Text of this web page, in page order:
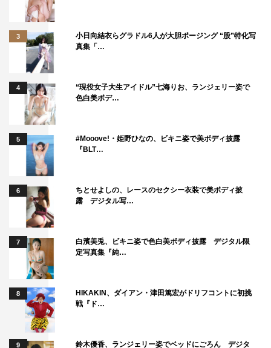
羽生結弦
3
小日向結衣らグラドル6人が大胆ポージング “股”特化写
真集「…
4
“現役女子大生アイドル”七海りお、ランジェリー姿で
色白美ボデ…
5
#Mooove!・姫野ひなの、ビキニ姿で美ボディ披露
『BLT…
6
ちとせよしの、レースのセクシー衣装で美ボディ披
露 デジタル写…
7
白濱美兎、ビキニ姿で色白美ボディ披露 デジタル限
定写真集『純…
8
HIKAKIN、ダイアン・津田篤宏がドリフコントに初挑
戦『ド…
9 鈴木優香、ランジェリー姿でベッドにごろん デジタ